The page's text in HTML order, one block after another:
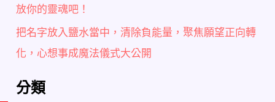
放你的靈魂吧！
把名字放入鹽水當中，清除負能量，聚焦願望正向轉
化，心想事成魔法儀式大公開
分類